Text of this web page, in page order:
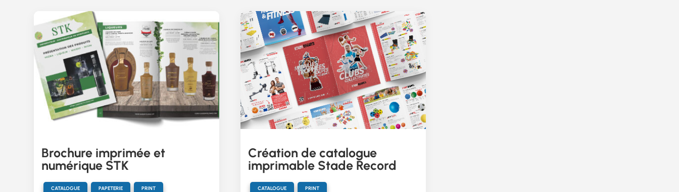
Brochure imprimée et
numérique STK
CATALOGUE
,
PAPETERIE
,
PRINT
Création de catalogue
imprimable Stade Record
CATALOGUE
,
PRINT